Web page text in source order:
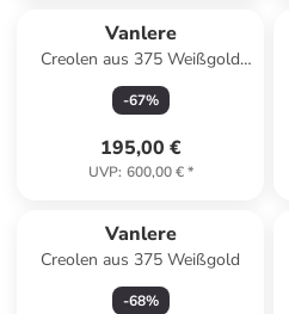
Vanlere
Creolen aus 375 Weißgold
gedreht
-67%
195,00 €
UVP: 600,00 €*
Vanlere
Creolen aus 375 Weißgold
-68%